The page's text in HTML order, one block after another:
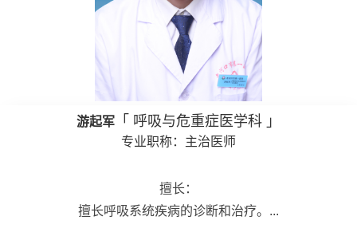
游起军 「 呼吸与危重症医学科 」
专业职称：主治医师
擅长：
擅长呼吸系统疾病的诊断和治疗。...